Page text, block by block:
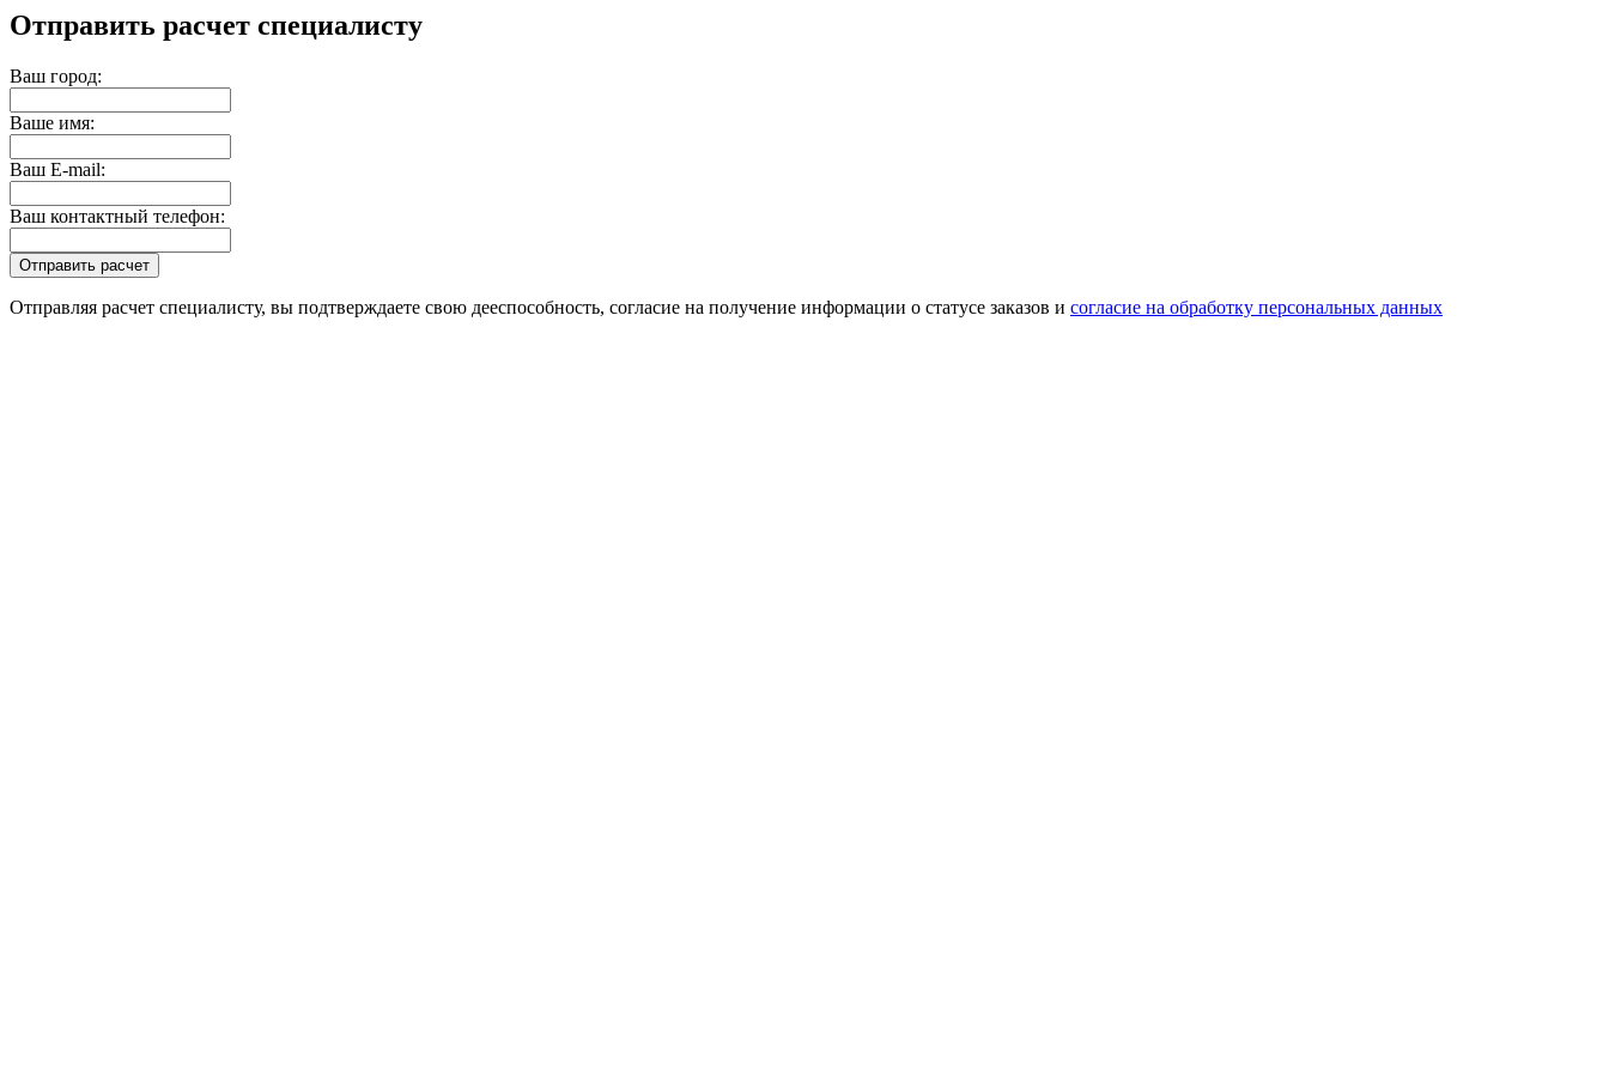
Отправить расчет специалисту
Ваш город:
Ваше имя:
Ваш E-mail:
Ваш контактный телефон:
Отправляя расчет специалисту, вы подтверждаете свою дееспособность, согласие на получение информации о статусе заказов и согласие на обработку персональных данных